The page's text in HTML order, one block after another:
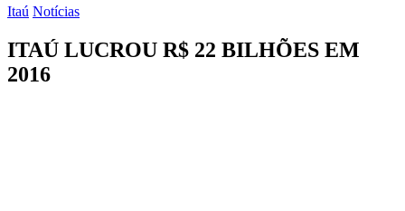
Itaú Notícias
ITAÚ LUCROU R$ 22 BILHÕES EM
2016